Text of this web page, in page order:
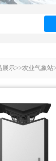
展示>>农业气象站